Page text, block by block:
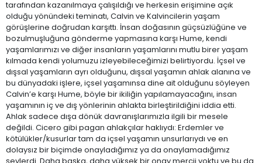
tarafından kazanılmaya çalışıldığı ve herkesin erişimine açık
olduğu yönündeki teminatı, Calvin ve Kalvincilerin yaşam
görüşlerine doğrudan karşıttı. İnsan doğasının güçsüzlüğüne ve
bozulmuşluğuna gönderme yapmasına karşı Hume, kendi
yaşamlarımızı ve diğer insanların yaşamlarını mutlu birer yaşam
kılmada kendi yolumuzu izleyebileceğimizi belirtiyordu. İçsel ve
dışsal yaşamların ayrı olduğunu, dışsal yaşamın ahlak alanına ve
bu dünyadaki işlere, içsel yaşamınsa dine ait olduğunu söyleyen
Calvin’e karşı Hume, böyle bir ikiliğin yapılamayacağını, insan
yaşamının iç ve dış yönlerinin ahlakta birleştirildiğini iddia etti.
Ahlak sadece dışa dönük davranışlarımızla ilgili bir mesele
değildi. Cicero gibi pagan ahlakçılar haklıydı: Erdemler ve
kötülükler/kusurlar tam da içsel yaşamın unsurlarıydı ve en
dolaysız bir biçimde onayladığımız ya da onaylamadığımız